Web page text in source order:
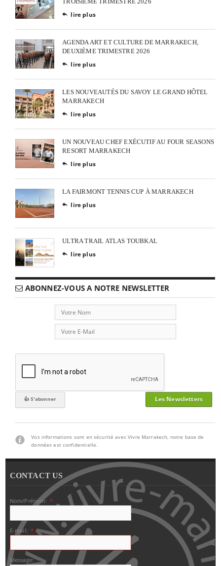
 lire plus
AGENDA ART ET CULTURE DE MARRAKECH,
DEUXIÈME TRIMESTRE 2026
 lire plus
LES NOUVEAUTÉS DU SAVOY LE GRAND HÔTEL
MARRAKECH
 lire plus
UN NOUVEAU CHEF EXÉCUTIF AU FOUR SEASONS
RESORT MARRAKECH
 lire plus
LA FAIRMONT TENNIS CUP À MARRAKECH
 lire plus
ULTRA TRAIL ATLAS TOUBKAL
 lire plus
ABONNEZ-VOUS A NOTRE NEWSLETTER
Les Newsletters
Vos informations sont en sécurité avec Vivre Marrakech, notre base de
données est confidentielle.
CONTACT US
Nom/Prénom: *
E-mail: *
Message: